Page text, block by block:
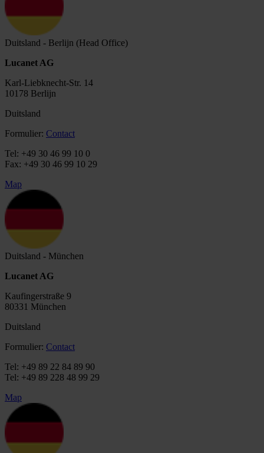
Duitsland - Berlijn (Head Office)
Lucanet AG
Karl-Liebknecht-Str. 14
10178 Berlijn
Duitsland
Formulier: Contact
Tel: +49 30 46 99 10 0
Fax: +49 30 46 99 10 29
Map
Duitsland - München
Lucanet AG
Kaufingerstraße 9
80331 München
Duitsland
Formulier: Contact
Tel: +49 89 22 84 89 90
Tel: +49 89 228 48 99 29
Map